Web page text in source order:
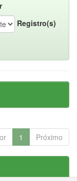
Registro(s)
1 Próximo